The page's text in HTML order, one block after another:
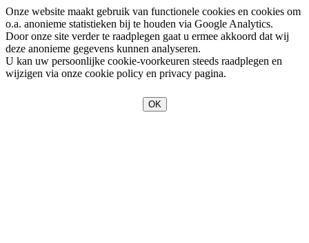
Onze website maakt gebruik van functionele cookies en cookies om
o.a. anonieme statistieken bij te houden via Google Analytics.
Door onze site verder te raadplegen gaat u ermee akkoord dat wij
deze anonieme gegevens kunnen analyseren.
U kan uw persoonlijke cookie-voorkeuren steeds raadplegen en
wijzigen via onze cookie policy en privacy pagina.
OK